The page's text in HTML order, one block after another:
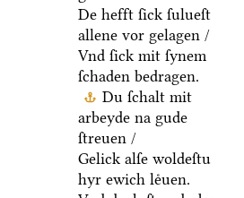
De hefft ſick ſulueſt
allene vor gelagen /
Vnd ſick mit ſynem
ſchaden bedragen.
Du ſchalt mit
arbeyde na gude
ſtreuen /
Gelick alſe woldeſtu
hyr ewich leͤuen.